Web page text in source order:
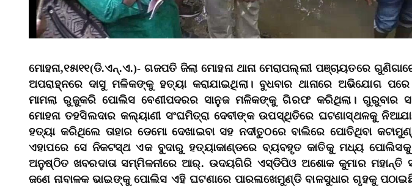
ମୋହନା,୧୫ା୧୧(ଡି.ଏନ୍‌.ଏ.)- ଗଜପତି ଜିଲା ମୋହନା ଥାନା ମେରାପଲ୍ଲୀ ପଞ୍ଚାୟତରେ
ଅପରାହ୍ନରେ ଦାସୁ ମଳିକଙ୍କୁ ହତ୍ୟା କରାଯାଇଥିଲା। ବୁଧବାର ଥାନାରେ ଅଭିଯୋଗ
ମାମଲା ରୁଜୁକରି ପୋଲିସ ବେଣୀପଦରର ସାନୁଜ ମଳିକଙ୍କୁ ଗିରଫ କରିଥିଲା। ଗୁରୁବାର
ମୋହନା ତହସିଲଦାର କଲ୍ୟାଣୀ ସଂଘମିତ୍ରା ଦେବୀଙ୍କ ଉପସ୍ଥିତିରେ ଘଟଣାସ୍ଥଳକୁ
ହତ୍ୟା କରିଥିଲେ ତାହାର ଡେମୋ ଦେଖାଇବା ସହ ନଦୀତୁଠରେ ବାଲିରେ ପୋତିଥିବା
ଏହାପରେ ସେ ନିକଟସ୍ଥ ଏକ ବୁଦାରୁ ହତ୍ୟାକାଣ୍ଡରେ ବ୍ୟବହୃତ କାତିକୁ ମଧ୍ୟ ପୋଲିସକୁ
ଅନୁଷ୍ଠିତ ଖବରଦାତା ସମ୍ମିଳନୀରେ ଆର୍‌. ଉଦୟଗିରି ଏସ୍‌ଡିପିଓ ଅଶୋକ କୁମାର ମହାନ୍ତି
ଜଣେ ନାବାଳକ ଭାଇଙ୍କୁ ପୋଲିସ ଏହି ଘଟଣାରେ ପାରଳାଖେମୁଣ୍ଡି ବାଳସୁଧାର ଗୃହକୁ